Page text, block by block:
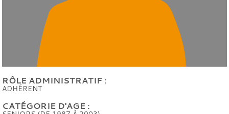
RÔLE ADMINISTRATIF :
ADHÉRENT
CATÉGORIE D'AGE :